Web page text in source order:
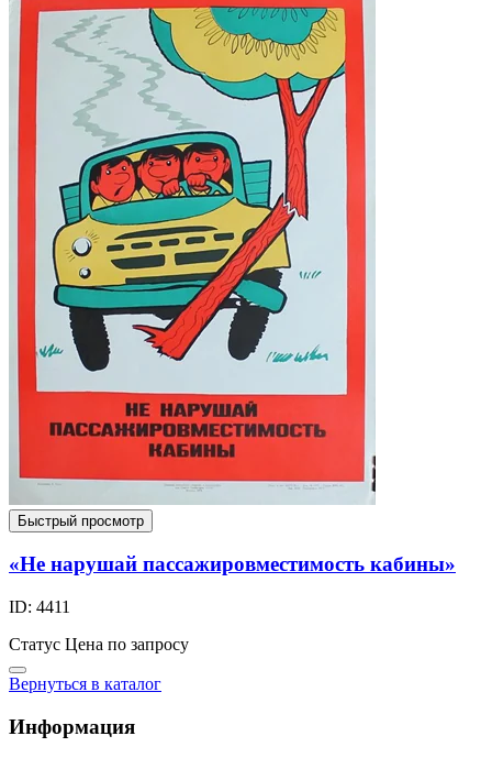
Быстрый просмотр
«Не нарушай пассажировместимость кабины»
ID: 4411
Статус Цена по запросу
Вернуться в каталог
Информация